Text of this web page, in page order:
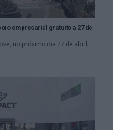
empresarial gratuito a 27 de
no próximo dia 27 de abril,